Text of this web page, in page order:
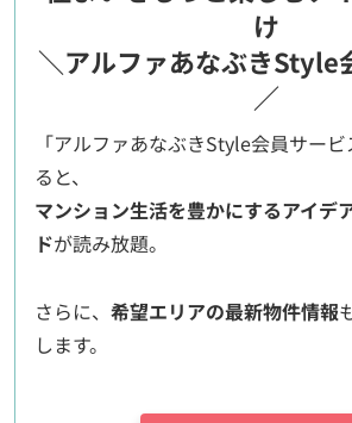
け
＼アルファあなぶきStyle
／
「アルファあなぶきStyle会員サー
ると、
マンション生活を豊かにするアイデ
ドが読み放題。
さらに、 希望エリアの最新物件情報
します。